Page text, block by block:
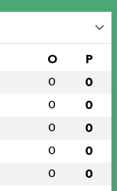
O P
0 0
0 0
0 0
0 0
0 0